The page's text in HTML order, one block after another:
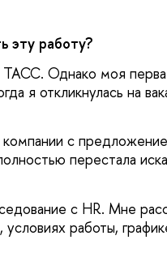
эту работу?
ТАСС. Однако моя
я откликнулась на
с
перестала
с HR. Мне
работы,